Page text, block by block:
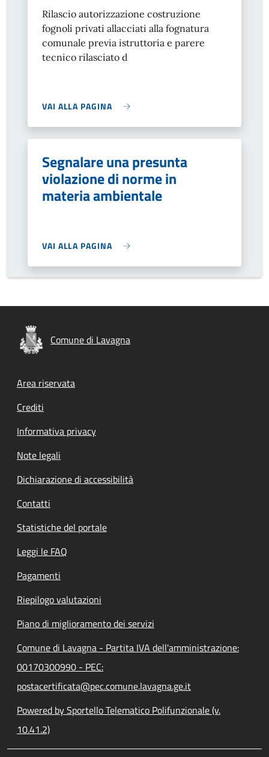
Rilascio autorizzazione costruzione
fognoli privati allacciati alla fognatura
comunale previa istruttoria e parere
tecnico rilasciato d
VAI ALLA PAGINA
Segnalare una presunta
violazione di norme in
materia ambientale
VAI ALLA PAGINA
Comune di Lavagna
Footer menu
Area riservata
Crediti
Informativa privacy
Note legali
Dichiarazione di accessibilità
Contatti
Statistiche del portale
Leggi le FAQ
Pagamenti
Riepilogo valutazioni
Piano di miglioramento dei servizi
Comune di Lavagna - Partita IVA dell'amministrazione:
00170300990 - PEC:
postacertificata@pec.comune.lavagna.ge.it
Powered by Sportello Telematico Polifunzionale (v.
10.41.2)